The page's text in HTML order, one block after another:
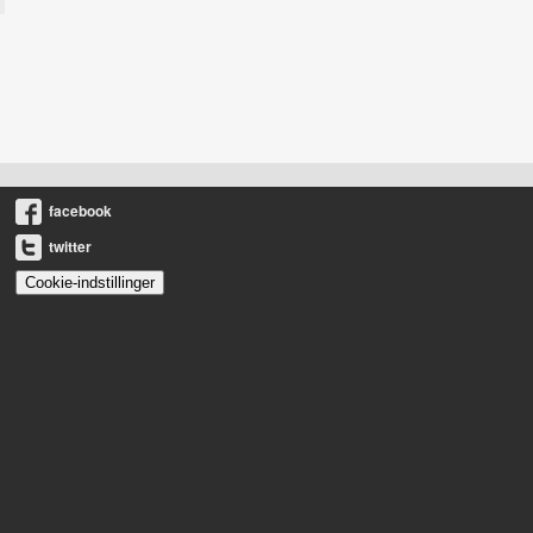
facebook
twitter
Cookie-indstillinger